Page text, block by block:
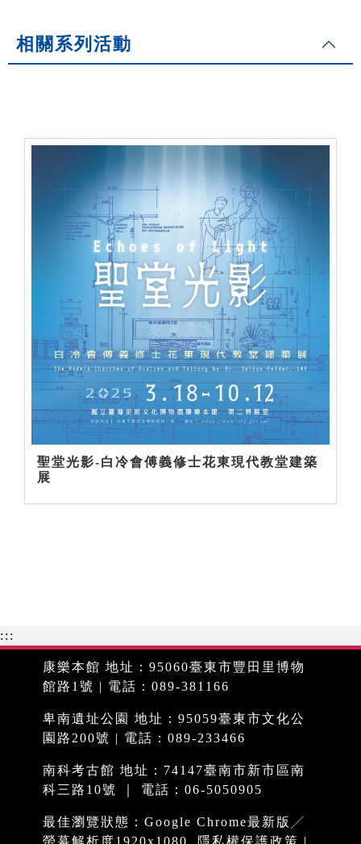
相關系列活動
聖堂光影-白冷會傅義修士花東現代教堂建築
展
:::
康樂本館 地址：95060臺東市豐田里博物
館路1號 | 電話：089-381166
卑南遺址公園 地址：95059臺東市文化公
園路200號 | 電話：089-233466
南科考古館 地址：74147臺南市新市區南
科三路10號 ｜ 電話：06-5050905
最佳瀏覽狀態：Google Chrome最新版╱